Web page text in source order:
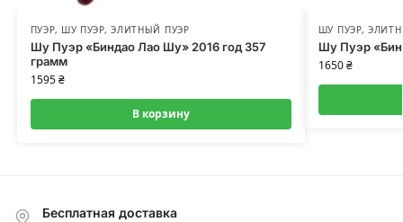
ПУЭР, ШУ ПУЭР,ЭЛИТНЫЙ ПУЭР
Шу Пуэр «Биндао Лао Шу» 2016 год 357
грамм
1595₴
В корзину
ШУ ПУЭР,
Шу Пуэр
1650₴
Бесплатная доставка